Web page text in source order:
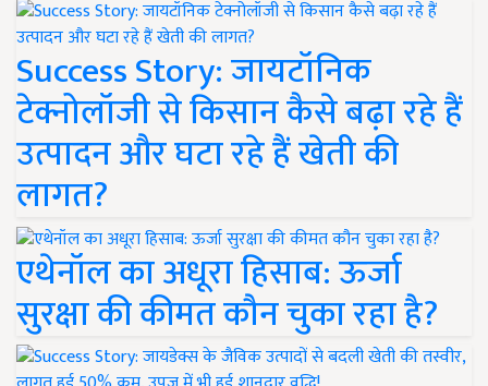
Success Story: जायटॉनिक
टेक्नोलॉजी से किसान कैसे बढ़ा रहे हैं
उत्पादन और घटा रहे हैं खेती की
लागत?
एथेनॉल का अधूरा हिसाब: ऊर्जा
सुरक्षा की कीमत कौन चुका रहा है?